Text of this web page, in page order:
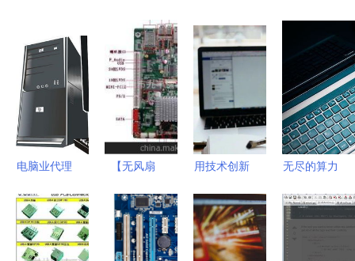
电脑业代理
现商业价值
提升？这不
【无风扇
D525 双核
工控主板
用技术创新
UCL计算机
科学硕士的
无尽的算力
碾压人类算
术能力于亿